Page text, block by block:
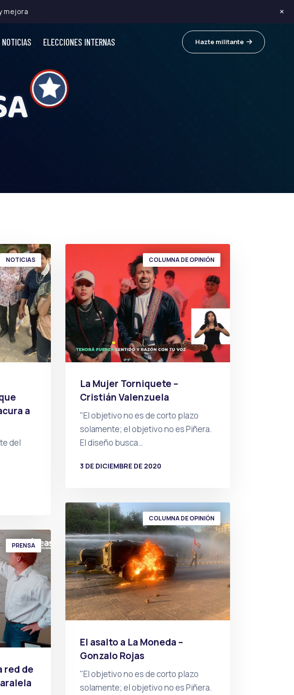
mejora ×
NOTICIAS ELECCIONES INTERNAS Hazte militante
NOTICIAS
a
del
COLUMNA DE OPINIÓN
La Mujer Torniquete –
Cristián Valenzuela
"El objetivo no es de corto plazo
solamente; el objetivo no es Piñera.
El diseño busca…
3 DE DICIEMBRE DE 2020
COLUMNA DE OPINIÓN
El asalto a La Moneda –
Gonzalo Rojas
"El objetivo no es de corto plazo
solamente; el objetivo no es Piñera.
PRENSA
red de